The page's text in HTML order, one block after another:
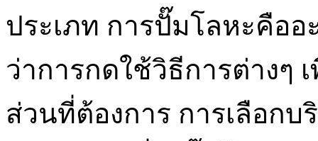
ประเภท การปั๊มโลหะคืออ
ว่าการกดใช้วิธีการต่างๆ
ส่วนที่ต้องการ การเลือกบ